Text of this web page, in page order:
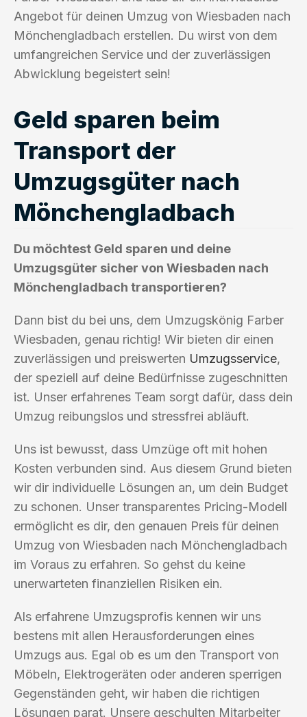
Angebot für deinen Umzug von Wiesbaden nach
Mönchengladbach erstellen. Du wirst von dem
umfangreichen Service und der zuverlässigen
Abwicklung begeistert sein!
Geld sparen beim
Transport der
Umzugsgüter nach
Mönchengladbach
Du möchtest Geld sparen und deine
Umzugsgüter sicher von Wiesbaden nach
Mönchengladbach transportieren?
Dann bist du bei uns, dem Umzugskönig Farber
Wiesbaden, genau richtig! Wir bieten dir einen
zuverlässigen und preiswerten Umzugsservice,
der speziell auf deine Bedürfnisse zugeschnitten
ist. Unser erfahrenes Team sorgt dafür, dass dein
Umzug reibungslos und stressfrei abläuft.
Uns ist bewusst, dass Umzüge oft mit hohen
Kosten verbunden sind. Aus diesem Grund bieten
wir dir individuelle Lösungen an, um dein Budget
zu schonen. Unser transparentes Pricing-Modell
ermöglicht es dir, den genauen Preis für deinen
Umzug von Wiesbaden nach Mönchengladbach
im Voraus zu erfahren. So gehst du keine
unerwarteten finanziellen Risiken ein.
Als erfahrene Umzugsprofis kennen wir uns
bestens mit allen Herausforderungen eines
Umzugs aus. Egal ob es um den Transport von
Möbeln, Elektrogeräten oder anderen sperrigen
Gegenständen geht, wir haben die richtigen
Lösungen parat. Unsere geschulten Mitarbeiter